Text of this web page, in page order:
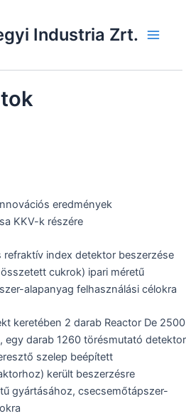
Industria Zrt.
eredmények
KKV-k részére
refraktív index detektor beszerzése
cukrok) ipari méretű
alapanyag felhasználási célokra
keretében 2 darab Reactor De 2500
egy darab 1260 törésmutató detektor
szelep beépített
került beszerzésre
gyártásához, csecsemőtápszer-